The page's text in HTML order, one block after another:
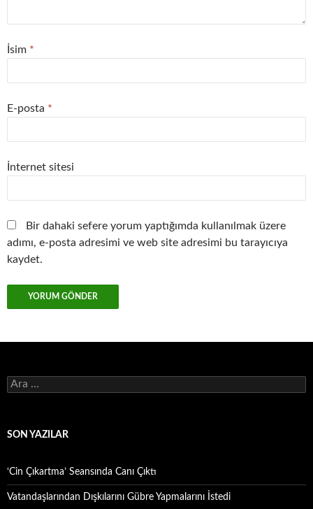
İsim *
E-posta *
İnternet sitesi
Bir dahaki sefere yorum yaptığımda kullanılmak üzere
adımı, e-posta adresimi ve web site adresimi bu tarayıcıya
kaydet.
Arama:
SON YAZILAR
‘Cin Çıkartma’ Seansında Canı Çıktı
Vatandaşlarından Dışkılarını Gübre Yapmalarını İstedi